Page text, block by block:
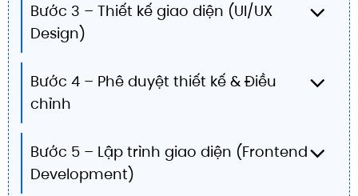
Bước 3 – Thiết kế giao diện (UI/UX
Design)
Bước 4 – Phê duyệt thiết kế & Điều
chỉnh
Bước 5 – Lập trình giao diện (Frontend
Development)